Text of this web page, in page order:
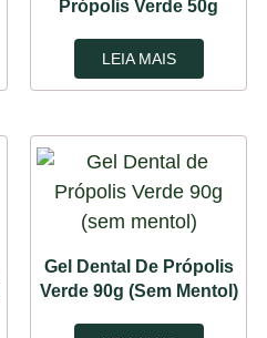
Própolis Verde 50g
LEIA MAIS
Gel Dental De Própolis
Verde 90g (sem Mentol)